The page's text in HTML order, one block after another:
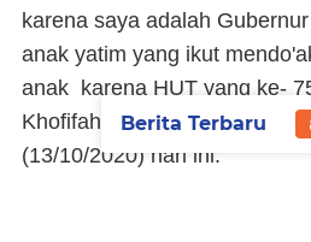
karena saya adalah
anak yatim yang ikut
anak karena HUT yang ke-
Khofifah di Gedung Negara
(13/10/2020) hari ini.
Berita Terbaru